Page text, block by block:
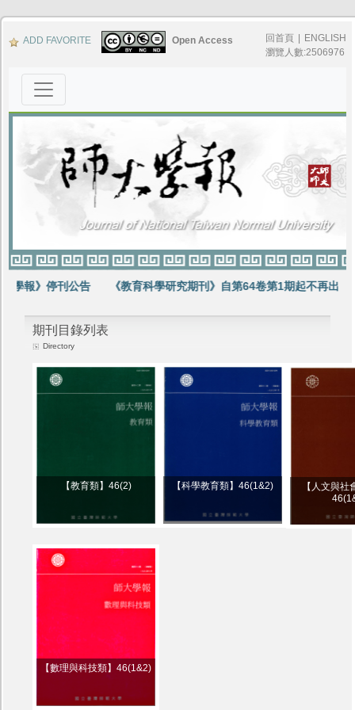
ADD FAVORITE Open Access 回首頁
ENGLISH
瀏覽人數:2506976
學報》停刊公告 《教育科學研究期刊》自第64卷第1期起不再出版
期刊目錄列表
Directory
【教育類】46(2) 【科學教育類】46(1&2)
【人文與
【數理與科技類】46(1&2)